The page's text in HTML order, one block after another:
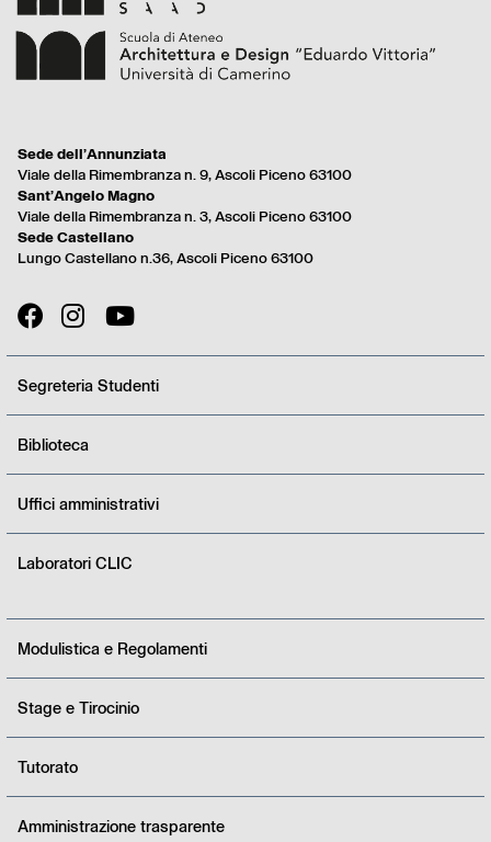
menu
full
Sede dell’Annunziata
Viale della Rimembranza n. 9, Ascoli Piceno 63100
Sant’Angelo Magno
Viale della Rimembranza n. 3, Ascoli Piceno 63100
Sede Castellano
Lungo Castellano n.36, Ascoli Piceno 63100
Segreteria Studenti
Biblioteca
Uffici amministrativi
Laboratori CLIC
Modulistica e Regolamenti
Stage e Tirocinio
Tutorato
Amministrazione trasparente